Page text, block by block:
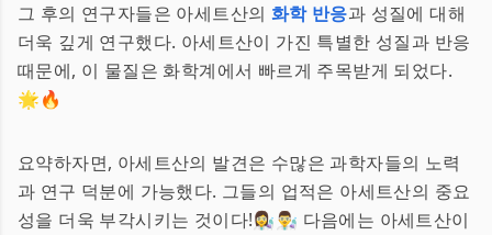
그 후의 연구자들은 아세트산의 화학 반응과 성질에 대해
더욱 깊게 연구했다. 아세트산이 가진 특별한 성질과 반응
때문에, 이 물질은 화학계에서 빠르게 주목받게 되었다.
🌟🔥
요약하자면, 아세트산의 발견은 수많은 과학자들의 노력
과 연구 덕분에 가능했다. 그들의 업적은 아세트산의 중요
성을 더욱 부각시키는 것이다!👩‍🔬👨‍🔬 다음에는 아세트산이